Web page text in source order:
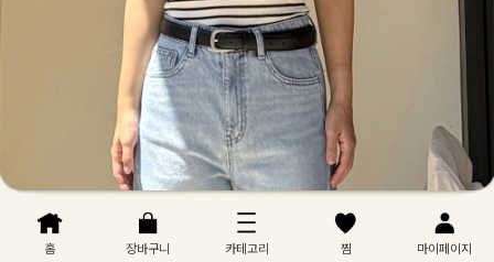
홈 장바구니 카테고리 찜 마이페이지